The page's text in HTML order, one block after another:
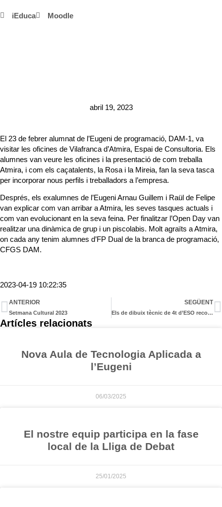
iEduca Moodle
abril 19, 2023
El 23 de febrer alumnat de l’Eugeni de programació, DAM-1, va
visitar les oficines de Vilafranca d’Atmira, Espai de Consultoria. Els
alumnes van veure les oficines i la presentació de com treballa
Atmira, i com els caçatalents, la Rosa i la Mireia, fan la seva tasca
per incorporar nous perfils i treballadors a l’empresa.
Després, els exalumnes de l’Eugeni Arnau Guillem i Raül de Felipe
van explicar com van arribar a Atmira, les seves tasques actuals i
com van evolucionant en la seva feina. Per finalitzar l’Open Day van
realitzar una dinàmica de grup i un piscolabis. Molt agraïts a Atmira,
on cada any tenim alumnes d’FP Dual de la branca de programació,
CFGS DAM.
2023-04-19 10:22:35
ANTERIOR
Setmana Cultural 2023
SEGÜENT
Els de dibuix tècnic de 4t d’ESO reconstrueixen una ciutat ucraïnesa
Artícles relacionats
Nova Aula de Tecnologia Aplicada a
l’Eugeni
06/03/2025
El nostre equip participa en la fase
local de la Lliga de Debat
25/01/2025